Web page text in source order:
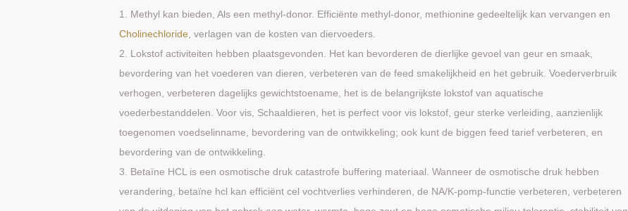
1. Methyl kan bieden, Als een methyl-donor. Efficiënte methyl-donor, methionine gedeeltelijk kan vervangen en
Cholinechloride , verlagen van de kosten van diervoeders.
2. Lokstof activiteiten hebben plaatsgevonden. Het kan bevorderen de dierlijke gevoel van geur en smaak,
bevordering van het voederen van dieren, verbeteren van de feed smakelijkheid en het gebruik. Voederverbruik
verhogen, verbeteren dagelijks gewichtstoename, het is de belangrijkste lokstof van aquatische
voederbestanddelen. Voor vis, Schaaldieren, het is perfect voor vis lokstof, geur sterke verleiding, aanzienlijk
toegenomen voedselinname, bevordering van de ontwikkeling; ook kunt de biggen feed tarief verbeteren, en
bevordering van de ontwikkeling.
3. Betaïne HCL is een osmotische druk catastrofe buffering materiaal. Wanneer de osmotische druk hebben
verandering, betaïne hcl kan efficiënt cel vochtverlies verhinderen, de NA/K-pomp-functie verbeteren, verbeteren